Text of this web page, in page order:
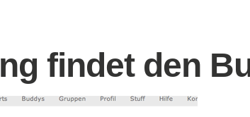
findet den